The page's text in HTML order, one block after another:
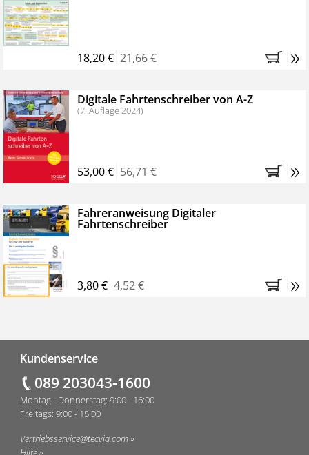
Bestellen Sie jetzt das VerkehrsRundschau Profipaket im
Kennenlern-Abo für zwei Monate (inkl. der derzeitig
Monaten brauchen Sie nichts weiter tun, das
Abonnement endet automatisch, es entstehen keine
weiteren Verpflichtungen.
18,20 € 21,66 € »
Digitale Fahrtenschreiber von A-Z
(7. Auflage 2024)
53,00 € 56,71 € »
Fahreranweisung Digitaler
Fahrtenschreiber
3,80 € 4,52 € »
Kundenservice
089 203043-1600
Montag - Donnerstag: 9:00 - 16:00
Freitags: 9:00 - 15:00
Vertriebsservice@tecvia.com
Hilfe